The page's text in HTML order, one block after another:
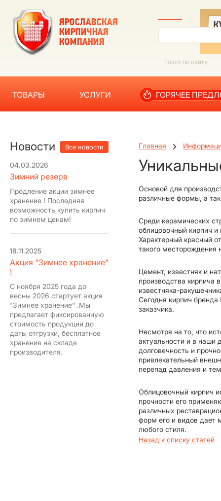
ТОВАРЫ УСЛУГИ ГОРЯЧЕЕ
Главная
Основой для
различные формы, а
Среди керамических
облицовочный кирпич
Характерный красный
такого месторождения
Цемент, известняк и
производства кирпича
известняка-
Сегодня кирпич
заказчика.
Несмотря на то, что
актуальности и в наши
долговечность и
привлекательный
перепад давления и
Облицовочный кирпич
прочности его
различных
форм его и видов дает
любого стиля.
Назад к списку статей
Все новости
Новости
04.03.2026
Зимний резерв
Продление акции зимнее
хранение ! Последняя
возможность купить кирпич
по зимнем ценам!
18.11.2025
Акция "Зимнее хранение"
!
С ноября 2025 года до
весны 2026 стартует акция
"Зимнее хранение" .Мы
предлагает фиксированную
стоимость продукции до
даты отгрузки, бесплатное
хранение на складе
производителя.